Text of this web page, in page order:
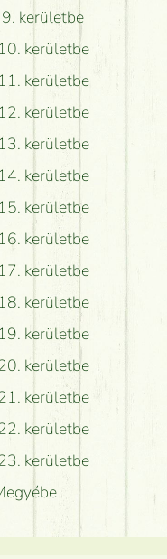
kerületbe
kerületbe
kerületbe
kerületbe
kerületbe
kerületbe
kerületbe
kerületbe
kerületbe
kerületbe
kerületbe
kerületbe
kerületbe
kerületbe
kerületbe